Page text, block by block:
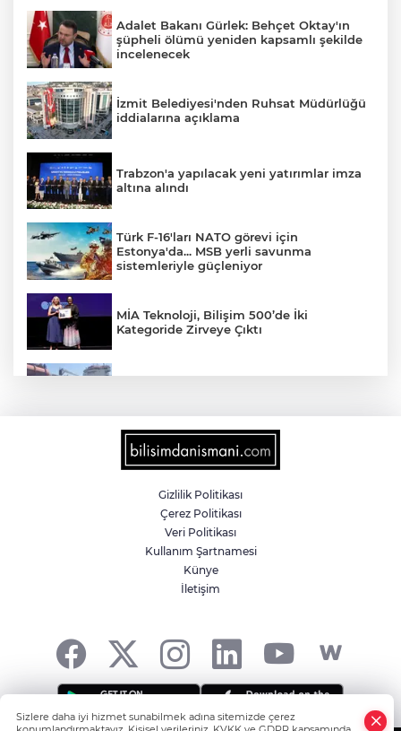
Adalet Bakanı Gürlek: Behçet Oktay'ın
şüpheli ölümü yeniden kapsamlı şekilde
incelenecek
İzmit Belediyesi'nden Ruhsat Müdürlüğü
iddialarına açıklama
Trabzon'a yapılacak yeni yatırımlar imza
altına alındı
Türk F-16'ları NATO görevi için
Estonya'da... MSB yerli savunma
sistemleriyle güçleniyor
MİA Teknoloji, Bilişim 500’de İki
Kategoride Zirveye Çıktı
6 milyon emekliyi ilgilendiriyor... Emekli
aylığı fark ödemeleri 7 Ağustos'ta
Teröristler teslim olmaya devam ediyor...
Hudutlarda 490 kişi yakalandı
İletişim'den 'Terörsüz Türkiye' hedefli
Gizlilik Politikası
Çerez Politikası
Veri Politikası
Kullanım Şartnamesi
Künye
İletişim
Sizlere daha iyi hizmet sunabilmek adına sitemizde çerez